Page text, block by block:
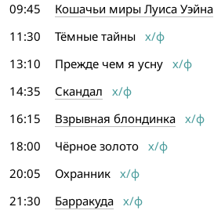
09:45
Кошачьи миры Луиса Уэйна
11:30
Тёмные тайны х/ф
13:10
Прежде чем я усну х/ф
14:35
Скандал х/ф
16:15
Взрывная блондинка х/ф
18:00
Чёрное золото х/ф
20:05
Охранник х/ф
21:30
Барракуда х/ф